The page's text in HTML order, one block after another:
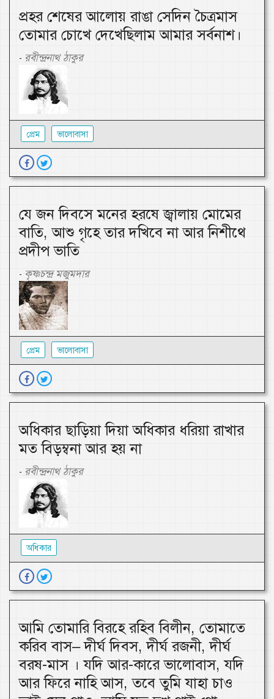
প্রহর শেষের আলোয় রাঙা সেদিন চৈত্রমাস
তোমার চোখে দেখেছিলাম আমার সর্বনাশ।
- রবীন্দ্রনাথ ঠাকুর
প্রেম ভালোবাসা
যে জন দিবসে মনের হরষে জ্বালায় মোমের
বাতি, আশু গৃহে তার দখিবে না আর নিশীথে
প্রদীপ ভাতি
- কৃষ্ণচন্দ্র মজুমদার
প্রেম ভালোবাসা
অধিকার ছাড়িয়া দিয়া অধিকার ধরিয়া রাখার
মত বিড়ম্বনা আর হয় না
- রবীন্দ্রনাথ ঠাকুর
অধিকার
আমি তোমারি বিরহে রহিব বিলীন, তোমাতে
করিব বাস– দীর্ঘ দিবস, দীর্ঘ রজনী, দীর্ঘ
বরষ-মাস । যদি আর-কারে ভালোবাস, যদি
আর ফিরে নাহি আস, তবে তুমি যাহা চাও